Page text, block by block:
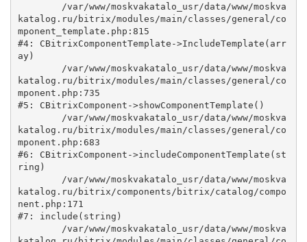
katalog.ru/bitrix/modules/main/classes/general/co
mponent_template.php:815
#4: CBitrixComponentTemplate->IncludeTemplate(arr
ay)
katalog.ru/bitrix/modules/main/classes/general/co
mponent.php:735
#5: CBitrixComponent->showComponentTemplate()
katalog.ru/bitrix/modules/main/classes/general/co
mponent.php:683
#6: CBitrixComponent->includeComponentTemplate(st
ring)
katalog.ru/bitrix/components/bitrix/catalog/compo
nent.php:171
#7: include(string)